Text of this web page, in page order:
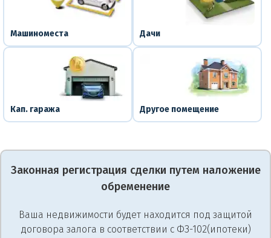
Машиноместа Дачи
Кап. гаража Другое помещение
Законная регистрация сделки путем наложение
обременение
Ваша недвижимости будет находится под защитой
договора залога в соответствии с ФЗ-102(ипотеки)